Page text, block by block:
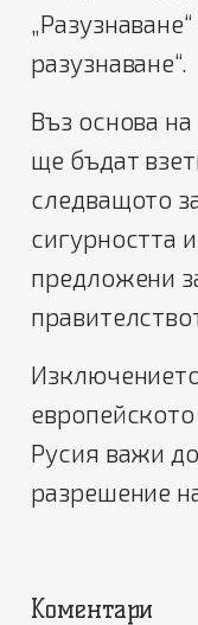
разузнаване“.
Въз основа
ще бъдат
следващото
сигурността
предложени
Русия важи
разрешение
Коментари